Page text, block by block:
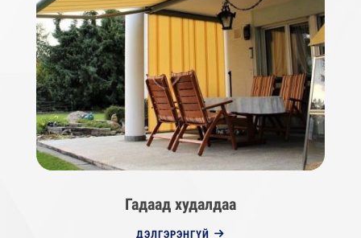
Гадаад худалдаа
ДЭЛГЭРЭНГҮЙ